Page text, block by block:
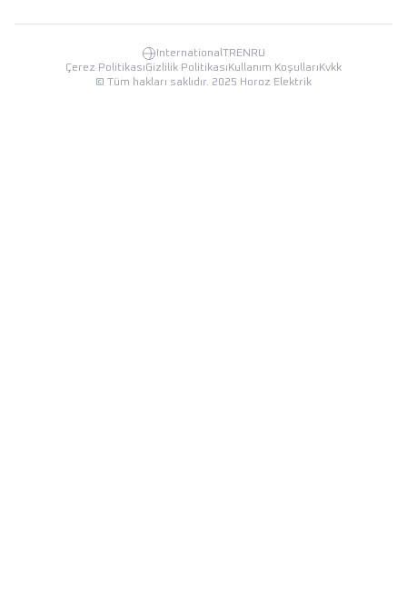
InternationalTR EN RU
Çerez PolitikasıGizlilik Politikası Kullanım Koşulları Kvkk
© Tüm hakları saklıdır. 2025 Horoz Elektrik